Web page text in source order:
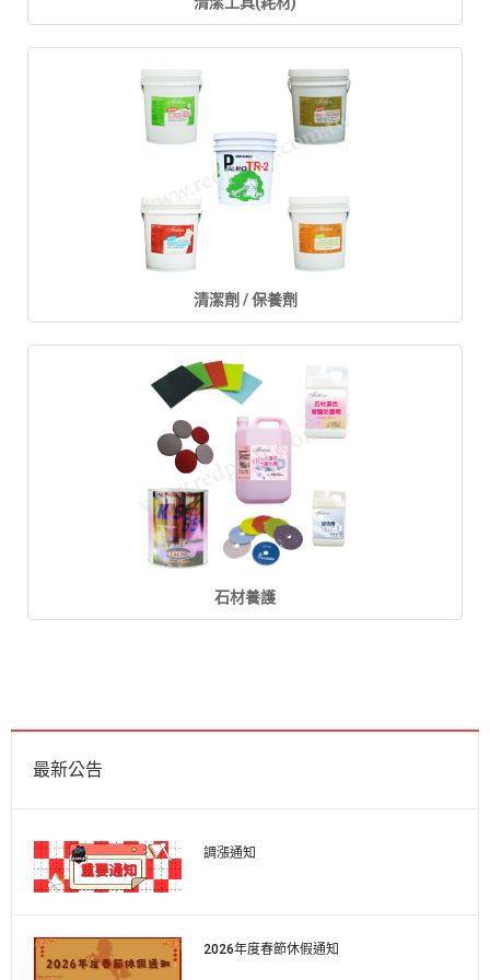
清潔劑 / 保養劑
石材養護
最新公告
調漲通知
2026年度春節休假通知